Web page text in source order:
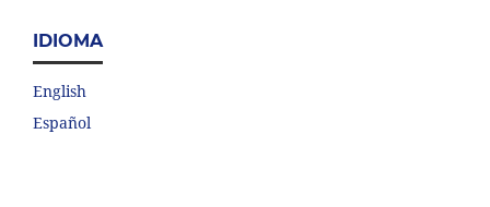
IDIOMA
English
Español